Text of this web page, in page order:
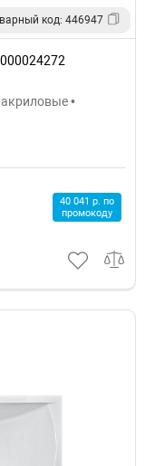
код: 446947
•
40 041 р. по
промокоду